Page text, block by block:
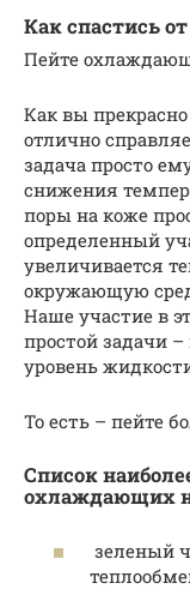
Как спастись
Пейте
Как вы
отлично
задача просто
снижения
поры на коже
определенный
увеличивается
окружающую
Наше участие в
простой задачи
уровень
То есть – пейте
Список
охлаждающих
зеленый